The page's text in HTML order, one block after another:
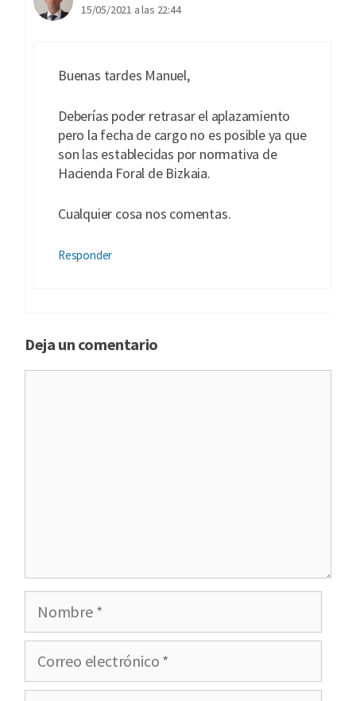
15/05/2021 a las 22:44
Buenas tardes Manuel,
Deberías poder retrasar el aplazamiento
pero la fecha de cargo no es posible ya que
son las establecidas por normativa de
Hacienda Foral de Bizkaia.
Cualquier cosa nos comentas.
Responder
Deja un comentario
electrónico